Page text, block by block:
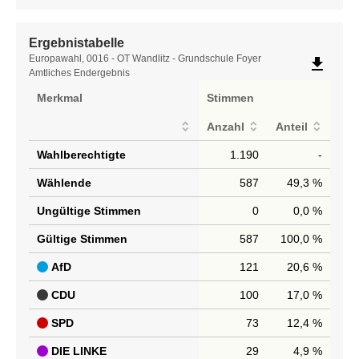
Ergebnistabelle
Ergebnistabelle
Europawahl, 0016 - OT Wandlitz - Grundschule Foyer
Amtliches Endergebnis
file_download
Merkmal Stimmen
Anzahl Anteil
Wahlberechtigte 1.190 -
Wählende 587 49,3 %
Ungültige Stimmen 0 0,0 %
Gültige Stimmen 587 100,0 %
AfD 121 20,6 %
CDU 100 17,0 %
SPD 73 12,4 %
DIE LINKE 29 4,9 %